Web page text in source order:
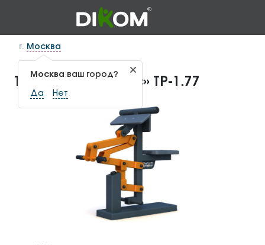
г. Москва
Москва ваш город?
Да Нет
Тренажер «Бицепс» ТР-1.77